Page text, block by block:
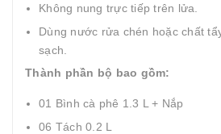
Không nung trực tiếp trên lửa.
Dùng nước rửa chén hoặc chất
sạch.
Thành phần bộ bao gồm:
01 Bình cà phê 1.3 L + Nắp
06 Tách 0.2 L